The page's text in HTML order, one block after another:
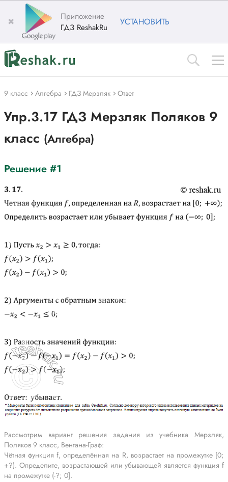
✖
Приложение
ГДЗ ReshakRu
УСТАНОВИТЬ
9 класс Алгебра ГДЗ Мерзляк Ответ
Упр.3.17 ГДЗ Мерзляк Поляков 9
класс (Алгебра)
Решение #1
Рассмотрим вариант решения задания из учебника Мерзляк,
Поляков 9 класс, Вентана-Граф:
Чётная функция f, определённая на R, возрастает на промежутке [0;
+?). Определите, возрастающей или убывающей является функция f
на промежутке (-?; 0].